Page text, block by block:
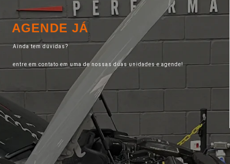
AGENDE JÁ
Ainda tem dúvidas?
entre em contato em uma de nossas duas unidades e agende!